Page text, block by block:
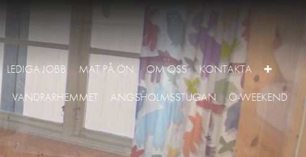
LEDIGA JOBB MAT PÅ ÖN OM OSS
KONTAKTA
VANDRARHEMMET ÄNGSHOLMSSTUGAN Ö-WEEKEND